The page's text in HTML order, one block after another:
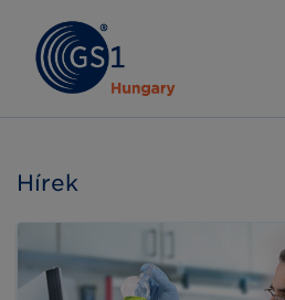
Hírek